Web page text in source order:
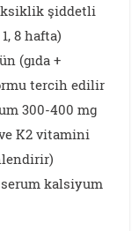
şiddetli
8 hafta)
(gıda +
tercih edilir
300-400 mg
K2 vitamini
serum kalsiyum